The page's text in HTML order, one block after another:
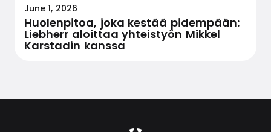
June 1, 2026
Huolenpitoa, joka kestää pidempään:
Liebherr aloittaa yhteistyön Mikkel
Karstadin kanssa